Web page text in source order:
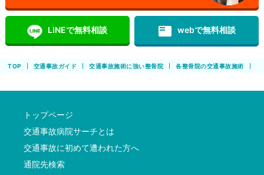
LINEで無料相談 featured_play_list webで無料相談
TOP 交通事故ガイド 交通事故施術に強い整骨院 各整骨院の交通事故施術
トップページ
交通事故病院サーチとは
交通事故に初めて遭われた方へ
通院先検索